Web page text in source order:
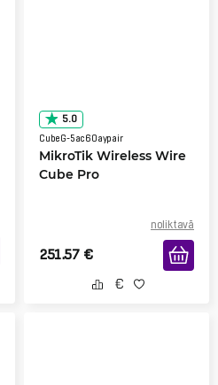
5.0
CubeG-5ac60aypair
MikroTik Wireless Wire
Cube Pro
noliktavā
251.57 €